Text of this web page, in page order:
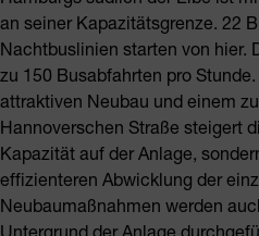
an seiner Kapazitätsgrenze. 22
Nachtbuslinien starten von hier.
zu 150 Busabfahrten pro
attraktiven Neubau und einem
Hannoverschen Straße steigert
Kapazität auf der Anlage,
effizienteren Abwicklung der
Neubaumaßnahmen werden
Untergrund der Anlage